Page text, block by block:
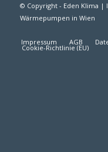
© Copyright - Eden Klima |
Wärmepumpen in Wien
Impressum AGB
Cookie-Richtlinie (EU)